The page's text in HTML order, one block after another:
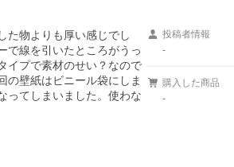
た物よりも厚い感じでし
で線を引いたところがうっ
イプで素材のせい？なので
の壁紙はビニール袋にしま
ってしまいました。使わな
投稿者情報
-
購入した商品
-